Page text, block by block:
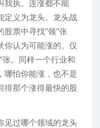
我执。连涨都不能
定义为龙头。龙头战
票中寻找”领”张
你认为可能涨的。仅
张。同样一个行业和
哪怕你能涨，也不是
排那个涨得最快的股
见过哪个领域的龙头